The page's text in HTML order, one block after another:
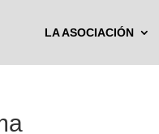
LA ASOCIACIÓN